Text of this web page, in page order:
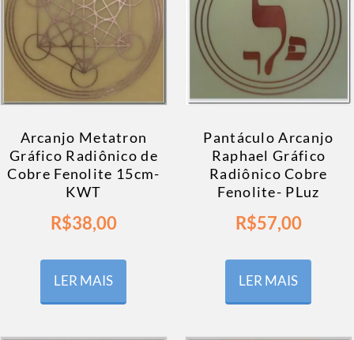
Arcanjo Metatron
Gráfico Radiônico de
Cobre Fenolite 15cm-
KWT
R$38,00
LER MAIS
Pantáculo Arcanjo
Raphael Gráfico
Radiônico Cobre
Fenolite- PLuz
R$57,00
LER MAIS